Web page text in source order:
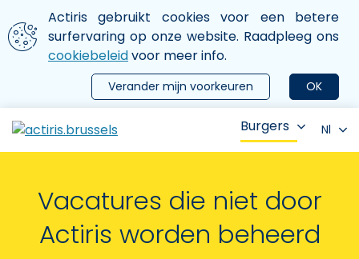
Aller au contenu principal
We gebruiken cookies
Actiris gebruikt cookies voor een betere
surfervaring op onze website. Raadpleeg ons
cookiebeleidvoor meer info.
OK
Verander mijn voorkeuren
le menu
Burgers Nl
Vacatures die niet door
Actiris worden beheerd